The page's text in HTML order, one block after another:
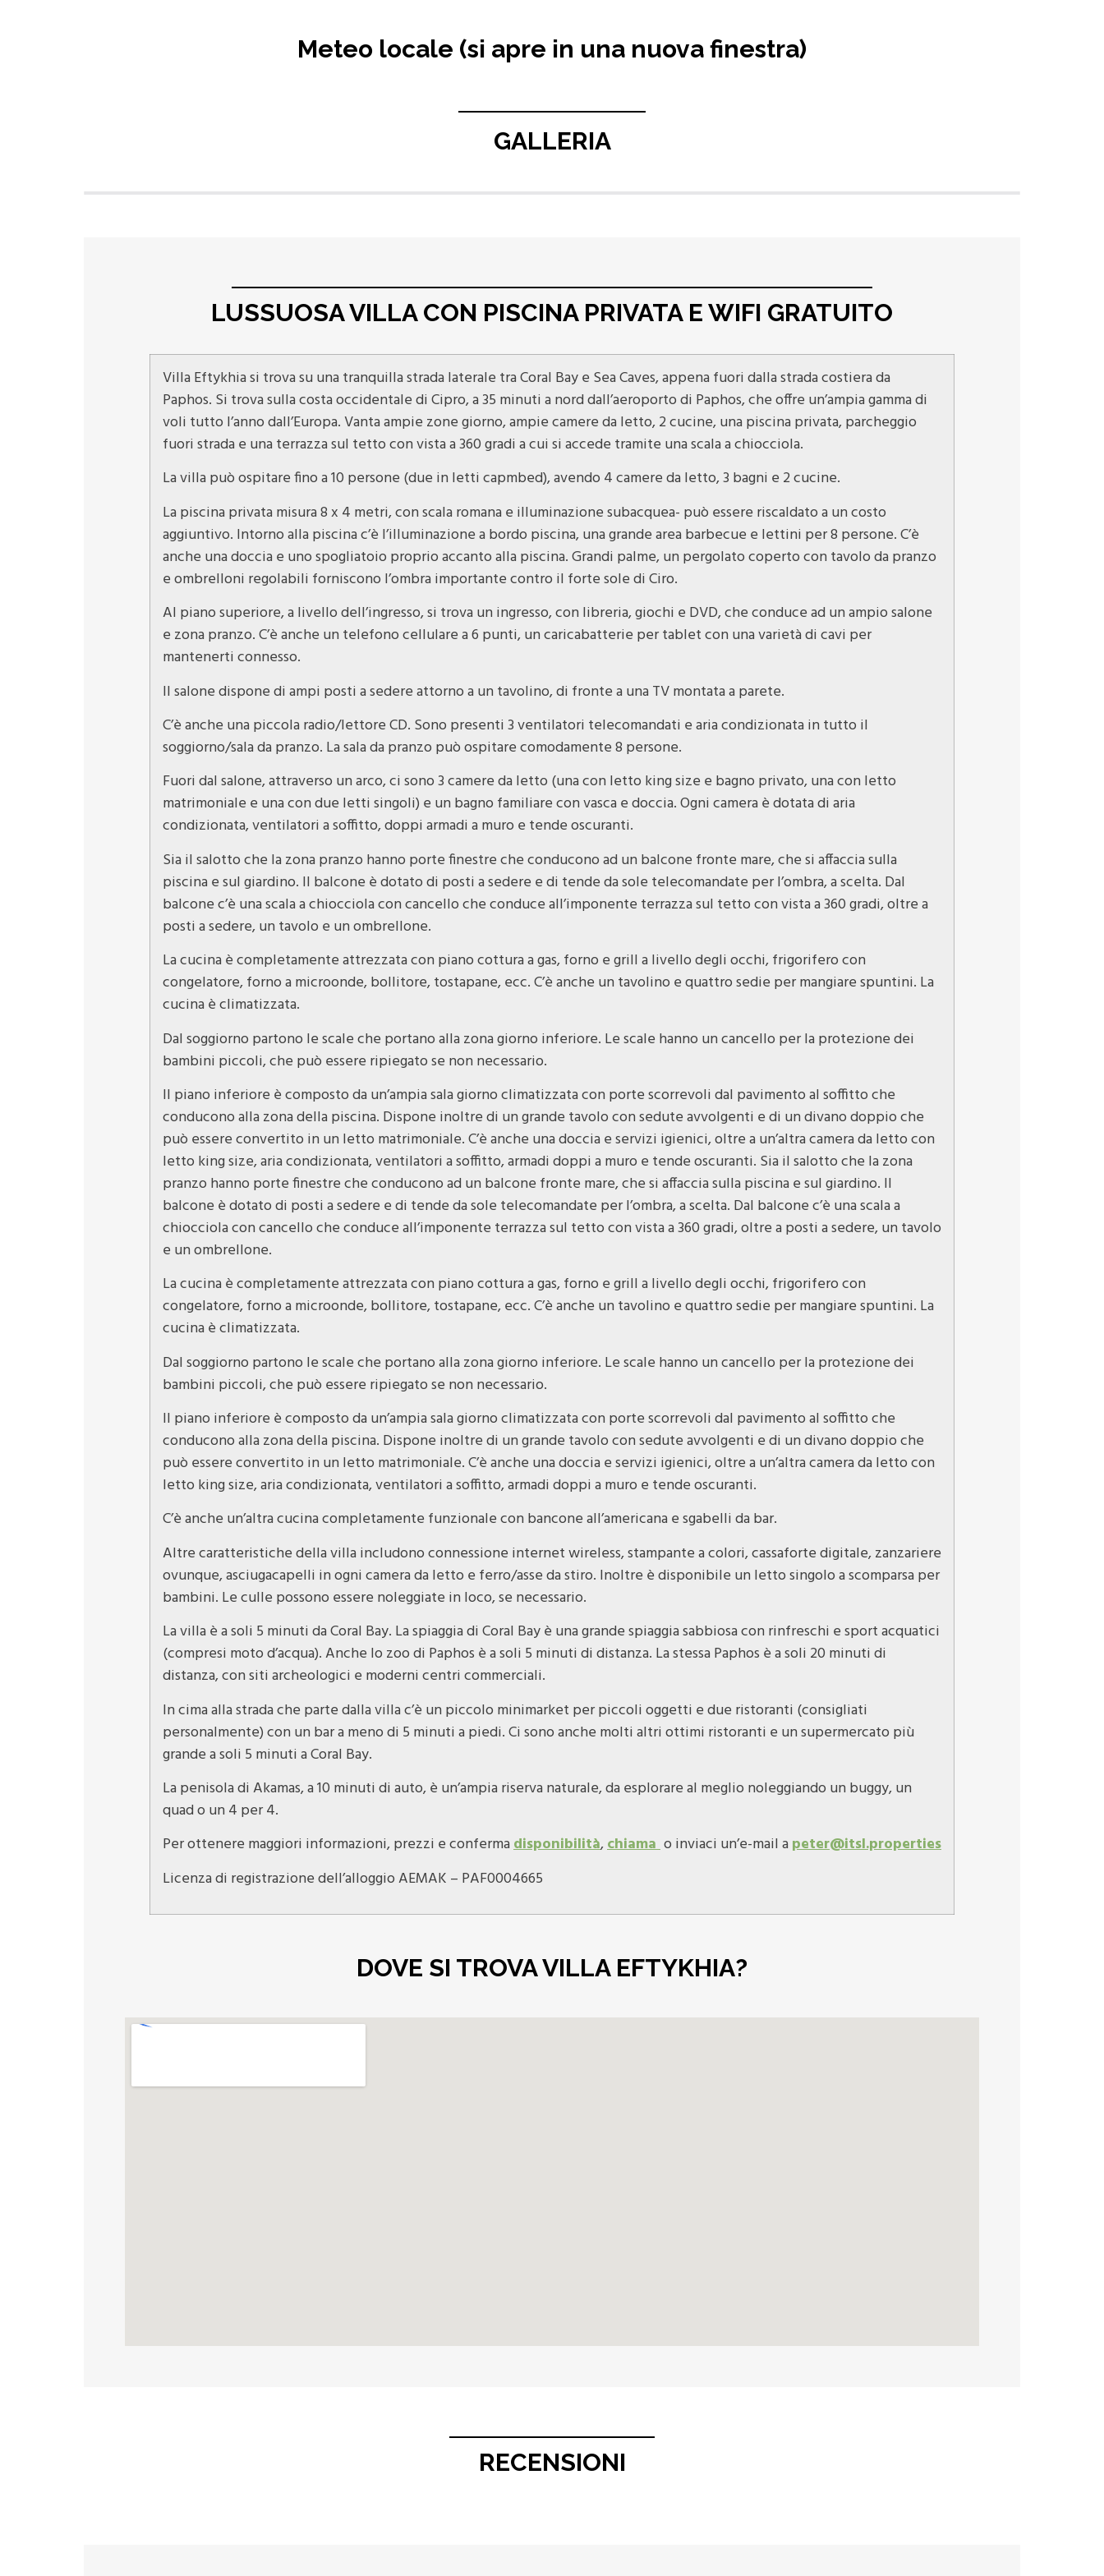
Meteo locale (si apre in una nuova finestra)
GALLERIA
LUSSUOSA VILLA CON PISCINA PRIVATA E WIFI GRATUITO
Villa Eftykhia si trova su una tranquilla strada laterale tra Coral Bay e Sea Caves, appena fuori dalla strada costiera da
Paphos. Si trova sulla costa occidentale di Cipro, a 35 minuti a nord dall’aeroporto di Paphos, che offre un’ampia gamma di
voli tutto l’anno dall’Europa. Vanta ampie zone giorno, ampie camere da letto, 2 cucine, una piscina privata, parcheggio
fuori strada e una terrazza sul tetto con vista a 360 gradi a cui si accede tramite una scala a chiocciola.
La villa può ospitare fino a 10 persone (due in letti capmbed), avendo 4 camere da letto, 3 bagni e 2 cucine.
La piscina privata misura 8 x 4 metri, con scala romana e illuminazione subacquea- può essere riscaldato a un costo
aggiuntivo. Intorno alla piscina c’è l’illuminazione a bordo piscina, una grande area barbecue e lettini per 8 persone. C’è
anche una doccia e uno spogliatoio proprio accanto alla piscina. Grandi palme, un pergolato coperto con tavolo da pranzo
e ombrelloni regolabili forniscono l’ombra importante contro il forte sole di Ciro.
Al piano superiore, a livello dell’ingresso, si trova un ingresso, con libreria, giochi e DVD, che conduce ad un ampio salone
e zona pranzo. C’è anche un telefono cellulare a 6 punti, un caricabatterie per tablet con una varietà di cavi per
mantenerti connesso.
Il salone dispone di ampi posti a sedere attorno a un tavolino, di fronte a una TV montata a parete.
C’è anche una piccola radio/lettore CD. Sono presenti 3 ventilatori telecomandati e aria condizionata in tutto il
soggiorno/sala da pranzo. La sala da pranzo può ospitare comodamente 8 persone.
Fuori dal salone, attraverso un arco, ci sono 3 camere da letto (una con letto king size e bagno privato, una con letto
matrimoniale e una con due letti singoli) e un bagno familiare con vasca e doccia. Ogni camera è dotata di aria
condizionata, ventilatori a soffitto, doppi armadi a muro e tende oscuranti.
Sia il salotto che la zona pranzo hanno porte finestre che conducono ad un balcone fronte mare, che si affaccia sulla
piscina e sul giardino. Il balcone è dotato di posti a sedere e di tende da sole telecomandate per l’ombra, a scelta. Dal
balcone c’è una scala a chiocciola con cancello che conduce all’imponente terrazza sul tetto con vista a 360 gradi, oltre a
posti a sedere, un tavolo e un ombrellone.
La cucina è completamente attrezzata con piano cottura a gas, forno e grill a livello degli occhi, frigorifero con
congelatore, forno a microonde, bollitore, tostapane, ecc. C’è anche un tavolino e quattro sedie per mangiare spuntini. La
cucina è climatizzata.
Dal soggiorno partono le scale che portano alla zona giorno inferiore. Le scale hanno un cancello per la protezione dei
bambini piccoli, che può essere ripiegato se non necessario.
Il piano inferiore è composto da un’ampia sala giorno climatizzata con porte scorrevoli dal pavimento al soffitto che
conducono alla zona della piscina. Dispone inoltre di un grande tavolo con sedute avvolgenti e di un divano doppio che
può essere convertito in un letto matrimoniale. C’è anche una doccia e servizi igienici, oltre a un’altra camera da letto con
letto king size, aria condizionata, ventilatori a soffitto, armadi doppi a muro e tende oscuranti. Sia il salotto che la zona
pranzo hanno porte finestre che conducono ad un balcone fronte mare, che si affaccia sulla piscina e sul giardino. Il
balcone è dotato di posti a sedere e di tende da sole telecomandate per l’ombra, a scelta. Dal balcone c’è una scala a
chiocciola con cancello che conduce all’imponente terrazza sul tetto con vista a 360 gradi, oltre a posti a sedere, un tavolo
e un ombrellone.
La cucina è completamente attrezzata con piano cottura a gas, forno e grill a livello degli occhi, frigorifero con
congelatore, forno a microonde, bollitore, tostapane, ecc. C’è anche un tavolino e quattro sedie per mangiare spuntini. La
cucina è climatizzata.
Dal soggiorno partono le scale che portano alla zona giorno inferiore. Le scale hanno un cancello per la protezione dei
bambini piccoli, che può essere ripiegato se non necessario.
Il piano inferiore è composto da un’ampia sala giorno climatizzata con porte scorrevoli dal pavimento al soffitto che
conducono alla zona della piscina. Dispone inoltre di un grande tavolo con sedute avvolgenti e di un divano doppio che
può essere convertito in un letto matrimoniale. C’è anche una doccia e servizi igienici, oltre a un’altra camera da letto con
letto king size, aria condizionata, ventilatori a soffitto, armadi doppi a muro e tende oscuranti.
C’è anche un’altra cucina completamente funzionale con bancone all’americana e sgabelli da bar.
Altre caratteristiche della villa includono connessione internet wireless, stampante a colori, cassaforte digitale, zanzariere
ovunque, asciugacapelli in ogni camera da letto e ferro/asse da stiro. Inoltre è disponibile un letto singolo a scomparsa per
bambini. Le culle possono essere noleggiate in loco, se necessario.
La villa è a soli 5 minuti da Coral Bay. La spiaggia di Coral Bay è una grande spiaggia sabbiosa con rinfreschi e sport acquatici
(compresi moto d’acqua). Anche lo zoo di Paphos è a soli 5 minuti di distanza. La stessa Paphos è a soli 20 minuti di
distanza, con siti archeologici e moderni centri commerciali.
In cima alla strada che parte dalla villa c’è un piccolo minimarket per piccoli oggetti e due ristoranti (consigliati
personalmente) con un bar a meno di 5 minuti a piedi. Ci sono anche molti altri ottimi ristoranti e un supermercato più
grande a soli 5 minuti a Coral Bay.
La penisola di Akamas, a 10 minuti di auto, è un’ampia riserva naturale, da esplorare al meglio noleggiando un buggy, un
quad o un 4 per 4.
Per ottenere maggiori informazioni, prezzi e confermadisponibilità,chiamao inviaci un’e-mail apeter@itsl.properties
Licenza di registrazione dell’alloggio AEMAK – PAF0004665
DOVE SI TROVA VILLA EFTYKHIA?
RECENSIONI